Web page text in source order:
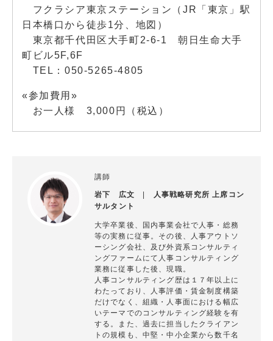
フクラシア東京ステーション（JR「東京」駅
日本橋口から徒歩1分、 地図 ）
東京都千代田区大手町2-6-1 朝日生命大手
町ビル5F,6F
TEL：050-5265-4805
«参加費用»
お一人様 3,000円（税込）
講師
岩下 広文
人事戦略研究所 上席コン
サルタント
大学卒業後、国内事業会社で人事・総務
等の実務に従事。その後、人事アウトソ
ーシング会社、及び外資系コンサルティ
ングファームにて人事コンサルティング
業務に従事した後、現職。
人事コンサルティング歴は１７年以上に
わたっており、人事評価・賃金制度構築
だけでなく、組織・人事面における幅広
いテーマでのコンサルティング経験を有
する。また、過去に担当したクライアン
トの規模も、中堅・中小企業から数千名